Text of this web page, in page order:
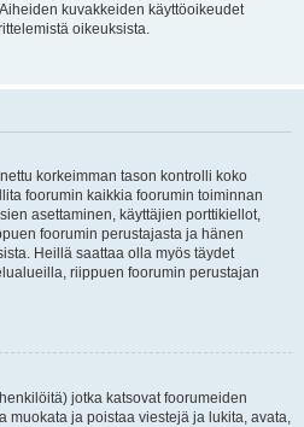
kuvakkeiden käyttöoikeudet
oikeuksista.
korkeimman tason kontrolli koko
foorumin kaikkia foorumin toiminnan
asettaminen, käyttäjien porttikiellot,
foorumin perustajasta ja hänen
Heillä saattaa olla myös täydet
riippuen foorumin perustajan
jotka katsovat foorumeiden
muokata ja poistaa viestejä ja lukita, avata,